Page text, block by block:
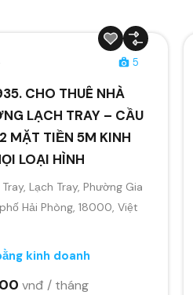
5
CHO THUÊ NHÀ
LẠCH TRAY – CẦU
MẶT TIỀN 5M KINH
LOẠI HÌNH
Lạch Tray, Phường Gia
Hải Phòng, 18000, Việt
kinh doanh
vnđ / tháng